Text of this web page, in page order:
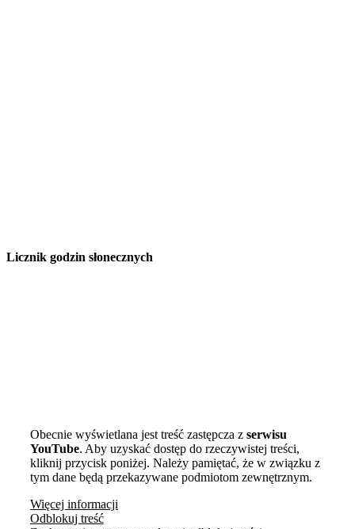
Licznik godzin słonecznych
Obecnie wyświetlana jest treść zastępcza z serwisu
YouTube. Aby uzyskać dostęp do rzeczywistej treści,
kliknij przycisk poniżej. Należy pamiętać, że w związku z
tym dane będą przekazywane podmiotom zewnętrznym.
Więcej informacji
Odblokuj treść